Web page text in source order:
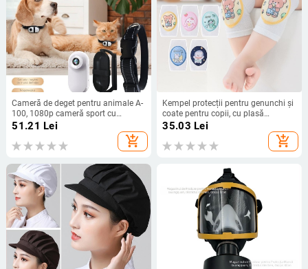
Cameră de deget pentru animale A-
100, 1080p cameră sport cu
perspectivă pisică și câine,
51.21 Lei
add_shopping_cart
Kempel protecții pentru genunchi și
coate pentru copii, cu plasă
respirabilă, protecție anti-cădere
35.03 Lei
add_shopping_cart